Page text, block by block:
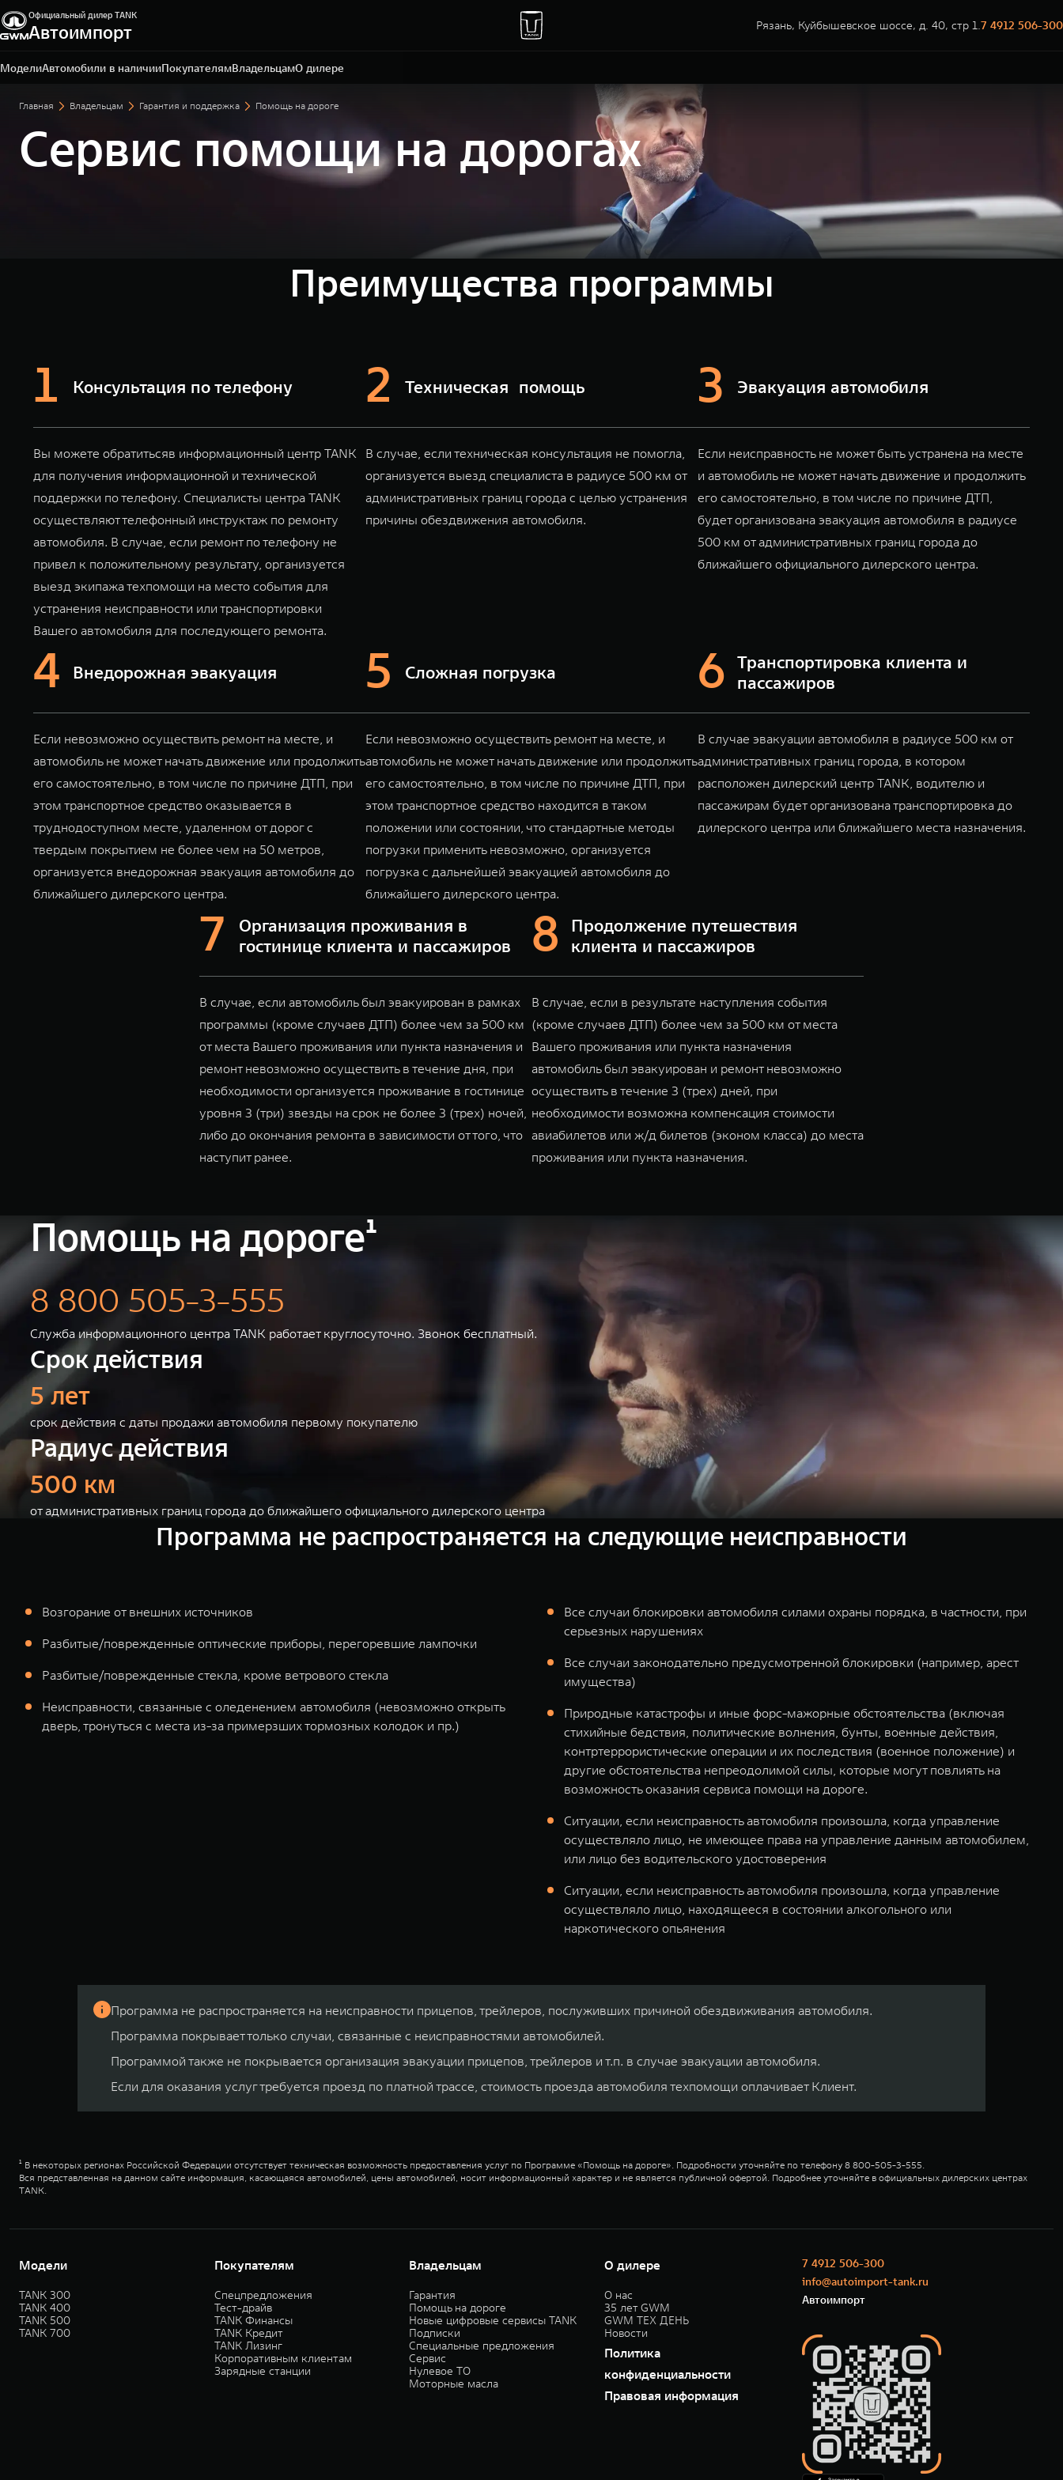
Официальный дилер TANK
Автоимпорт Рязань, Куйбышевское шоссе, д. 40, стр 1.7 4912 506-300
МоделиАвтомобили в наличииПокупателямВладельцамО дилере
Рязань, Куйбышевское шоссе, д. 40, стр 1.
7 4912 506-300
Главная Владельцам Гарантия и поддержка Помощь на дороге
Cервис помощи на дорогах
Преимущества программы
Консультация по телефону
Вы можете обратитьсяв информационный центр TANK
для получения информационной и технической
поддержки по телефону. Специалисты центра TANK
осуществляют телефонный инструктаж по ремонту
автомобиля. В случае, если ремонт по телефону не
привел к положительному результату, организуется
выезд экипажа техпомощи на место события для
устранения неисправности или транспортировки
Вашего автомобиля для последующего ремонта.
Техническая помощь
В случае, если техническая консультация не помогла,
организуется выезд специалиста в радиусе 500 км от
административных границ города с целью устранения
причины обездвижения автомобиля.
Эвакуация автомобиля
Если неисправность не может быть устранена на месте
и автомобиль не может начать движение и продолжить
его самостоятельно, в том числе по причине ДТП,
будет организована эвакуация автомобиля в радиусе
500 км от административных границ города до
ближайшего официального дилерского центра.
Внедорожная эвакуация
Если невозможно осуществить ремонт на месте, и
автомобиль не может начать движение или продолжить
его самостоятельно, в том числе по причине ДТП, при
этом транспортное средство оказывается в
труднодоступном месте, удаленном от дорог с
твердым покрытием не более чем на 50 метров,
организуется внедорожная эвакуация автомобиля до
ближайшего дилерского центра.
Сложная погрузка
Если невозможно осуществить ремонт на месте, и
автомобиль не может начать движение или продолжить
его самостоятельно, в том числе по причине ДТП, при
этом транспортное средство находится в таком
положении или состоянии, что стандартные методы
погрузки применить невозможно, организуется
погрузка с дальнейшей эвакуацией автомобиля до
ближайшего дилерского центра.
Транспортировка клиента и
пассажиров
В случае эвакуации автомобиля в радиусе 500 км от
административных границ города, в котором
расположен дилерский центр TANK, водителю и
пассажирам будет организована транспортировка до
дилерского центра или ближайшего места назначения.
Организация проживания в
гостинице клиента и пассажиров
В случае, если автомобиль был эвакуирован в рамках
программы (кроме случаев ДТП) более чем за 500 км
от места Вашего проживания или пункта назначения и
ремонт невозможно осуществить в течение дня, при
необходимости организуется проживание в гостинице
уровня 3 (три) звезды на срок не более 3 (трех) ночей,
либо до окончания ремонта в зависимости от того, что
наступит ранее.
Продолжение путешествия
клиента и пассажиров
В случае, если в результате наступления события
(кроме случаев ДТП) более чем за 500 км от места
Вашего проживания или пункта назначения
автомобиль был эвакуирован и ремонт невозможно
осуществить в течение 3 (трех) дней, при
необходимости возможна компенсация стоимости
авиабилетов или ж/д билетов (эконом класса) до места
проживания или пункта назначения.
Помощь на дороге¹
8 800 505-3-555
Служба информационного центра TANK работает круглосуточно. Звонок бесплатный.
Срок действия
5 лет
срок действия с даты продажи автомобиля первому покупателю
Радиус действия
500 км
от административных границ города до ближайшего официального дилерского центра
Программа не распространяется на следующие неисправности
Возгорание от внешних источников
Разбитые/поврежденные оптические приборы, перегоревшие лампочки
Разбитые/поврежденные стекла, кроме ветрового стекла
Неисправности, связанные с оледенением автомобиля (невозможно открыть
дверь, тронуться с места из-за примерзших тормозных колодок и пр.)
Все случаи блокировки автомобиля силами охраны порядка, в частности, при
серьезных нарушениях
Все случаи законодательно предусмотренной блокировки (например, арест
имущества)
Природные катастрофы и иные форс-мажорные обстоятельства (включая
стихийные бедствия, политические волнения, бунты, военные действия,
контртеррористические операции и их последствия (военное положение) и
другие обстоятельства непреодолимой силы, которые могут повлиять на
возможность оказания сервиса помощи на дороге.
Ситуации, если неисправность автомобиля произошла, когда управление
осуществляло лицо, не имеющее права на управление данным автомобилем,
или лицо без водительского удостоверения
Ситуации, если неисправность автомобиля произошла, когда управление
осуществляло лицо, находящееся в состоянии алкогольного или
наркотического опьянения
Программа не распространяется на неисправности прицепов, трейлеров, послуживших причиной обездвиживания автомобиля.
Программа покрывает только случаи, связанные с неисправностями автомобилей.
Программой также не покрывается организация эвакуации прицепов, трейлеров и т.п. в случае эвакуации автомобиля.
Если для оказания услуг требуется проезд по платной трассе, стоимость проезда автомобиля техпомощи оплачивает Клиент.
¹ В некоторых регионах Российской Федерации отсутствует техническая возможность предоставления услуг по Программе «Помощь на дороге». Подробности уточняйте по телефону 8 800-505-3-555.
Вся представленная на данном сайте информация, касающаяся автомобилей, цены автомобилей, носит информационный характер и не является публичной офертой. Подробнее уточняйте в официальных дилерских центрах
TANK.
Модели
TANK 300
TANK 400
TANK 500
TANK 700
Покупателям
Спецпредложения
Тест-драйв
TANK Финансы
TANK Кредит
TANK Лизинг
Корпоративным клиентам
Зарядные станции
Владельцам
Гарантия
Помощь на дороге
Новые цифровые сервисы TANK
Подписки
Специальные предложения
Сервис
Нулевое ТО
Моторные масла
О дилере
О нас
35 лет GWM
GWM ТЕХ ДЕНЬ
Новости
Политика
конфиденциальности
Правовая информация
7 4912 506-300
info@autoimport-tank.ru
Автоимпорт